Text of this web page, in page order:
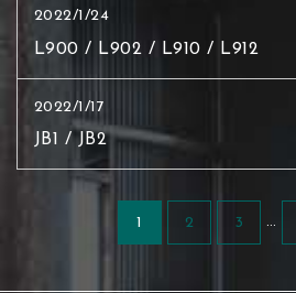
2022/1/24
L900 / L902 / L910 / L912
2022/1/17
JB1 / JB2
1 2 3 …